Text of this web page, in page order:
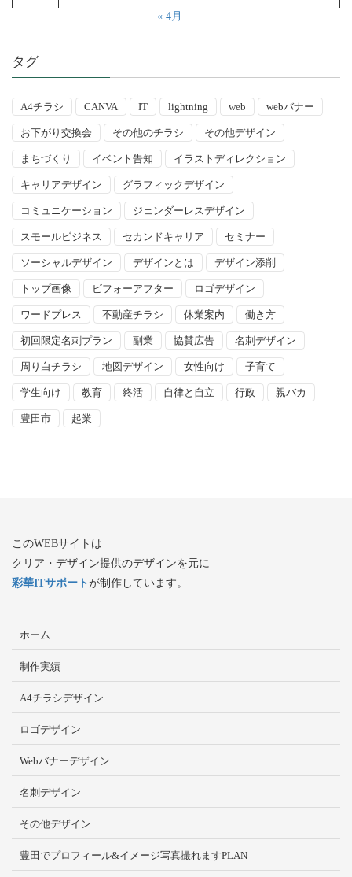
« 4月
タグ
A4チラシ CANVA IT lightning web webバナー
お下がり交換会 その他のチラシ その他デザイン
まちづくり イベント告知 イラストディレクション
キャリアデザイン グラフィックデザイン
コミュニケーション ジェンダーレスデザイン
スモールビジネス セカンドキャリア セミナー
ソーシャルデザイン デザインとは デザイン添削
トップ画像 ビフォーアフター ロゴデザイン
ワードプレス 不動産チラシ 休業案内 働き方
初回限定名刺プラン 副業 協賛広告 名刺デザイン
周り白チラシ 地図デザイン 女性向け 子育て
学生向け 教育 終活 自律と自立 行政 親バカ
豊田市 起業
このWEBサイトは
クリア・デザイン提供のデザインを元に
彩華ITサポートが制作しています。
ホーム
制作実績
A4チラシデザイン
ロゴデザイン
Webバナーデザイン
名刺デザイン
その他デザイン
豊田でプロフィール&イメージ写真撮れますPLAN